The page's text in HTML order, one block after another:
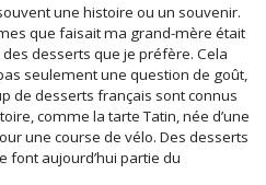
une histoire ou un souvenir.
que faisait ma grand-mère était
desserts que je préfère. Cela
seulement une question de goût,
de desserts français sont connus
comme la tarte Tatin, née d’une
une course de vélo. Des desserts
font aujourd’hui partie du